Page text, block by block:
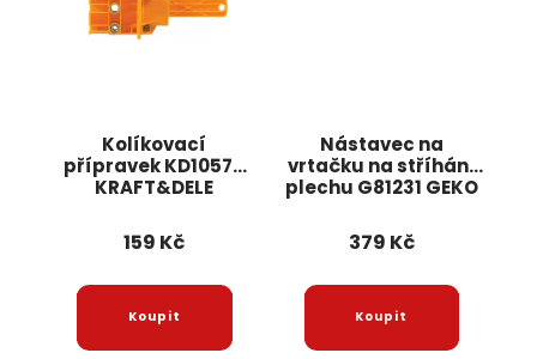
Kolíkovací
přípravek KD10570
KRAFT&DELE
159 Kč
Nástavec na
vrtačku na stříhání
plechu G81231 GEKO
379 Kč